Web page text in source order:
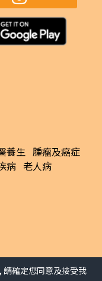
養生 腫瘤及癌症
病 老人病
確定您同意及接受我